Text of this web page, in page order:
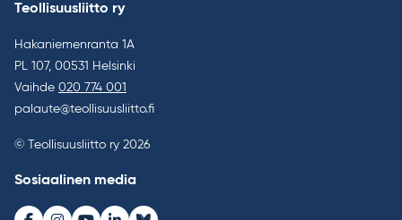
Teollisuusliitto ry
Hakaniemenranta 1A
PL 107, 00531 Helsinki
Vaihde 020 774 001
palaute@teollisuusliitto.fi
© Teollisuusliitto ry 2026
Sosiaalinen media